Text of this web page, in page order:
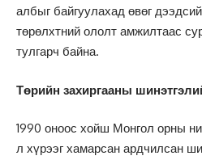
албыг байгуулахад өвөг
төрөлхтний ололт амжилтаас
тулгарч байна.
Төрийн захиргааны
1990 оноос хойш Монгол орны
л хүрээг хамарсан ардчилсан